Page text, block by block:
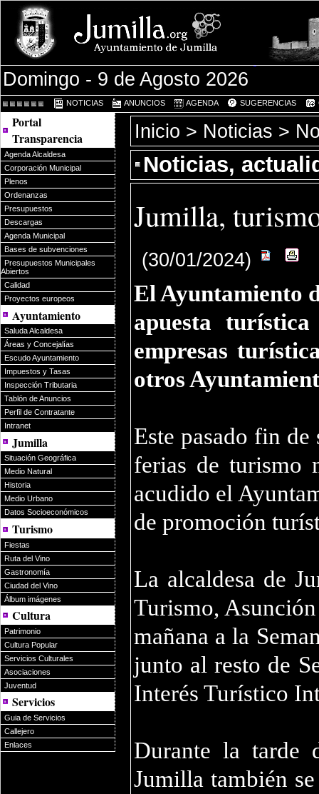
Domingo - 9 de Agosto 2026
NOTICIAS ANUNCIOS AGENDA SUGERENCIAS
Portal
Transparencia
Agenda Alcaldesa
Corporación Municipal
Plenos
Ordenanzas
Presupuestos
Descargas
Agenda Municipal
Bases de subvenciones
Presupuestos Municipales
Abiertos
Calidad
Proyectos europeos
Ayuntamiento
Saluda Alcaldesa
Áreas y Concejalías
Escudo Ayuntamiento
Impuestos y Tasas
Inspección Tributaria
Tablón de Anuncios
Perfil de Contratante
Intranet
Jumilla
Situación Geográfica
Medio Natural
Historia
Medio Urbano
Datos Socioeconómicos
Turismo
Fiestas
Ruta del Vino
Gastronomía
Ciudad del Vino
Álbum imágenes
Cultura
Patrimonio
Cultura Popular
Servicios Culturales
Asociaciones
Juventud
Servicios
Guia de Servicios
Callejero
Enlaces
Inicio > Noticias >
Noticias,
Jumilla,
(30/01/2024)
El Ayuntamiento
apuesta
empresas
otros
Este pasado fin de
ferias de turismo
acudido el
de promoción
La alcaldesa de
Turismo,
mañana a la
junto al resto de
Interés Turístico
Durante la tarde
Jumilla también